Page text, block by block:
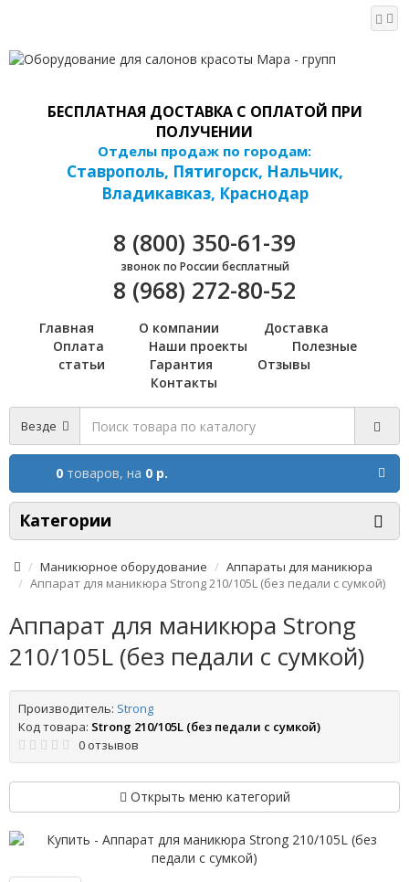
БЕСПЛАТНАЯ ДОСТАВКА С ОПЛАТОЙ ПРИ
ПОЛУЧЕНИИ
Отделы продаж по городам:
Ставрополь, Пятигорск, Нальчик,
Владикавказ, Краснодар
8 (800) 350-61-39
звонок по России бесплатный
8 (968) 272-80-52
Главная О компании
Доставка
Оплата
Наши проекты
Полезные
статьи
Гарантия
Отзывы
Контакты
Везде
0 товаров, на 0 р.
Категории
Маникюрное оборудование
Аппараты для маникюра
Аппарат для маникюра Strong 210/105L (без педали с сумкой)
Аппарат для маникюра Strong
210/105L (без педали с сумкой)
Производитель: Strong
Код товара: Strong 210/105L (без педали с сумкой)
0 отзывов
Открыть меню категорий